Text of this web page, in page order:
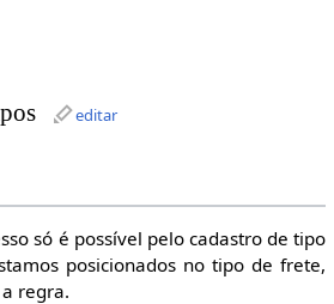
editar
só é possível pelo cadastro de tipo
posicionados no tipo de frete,
regra.